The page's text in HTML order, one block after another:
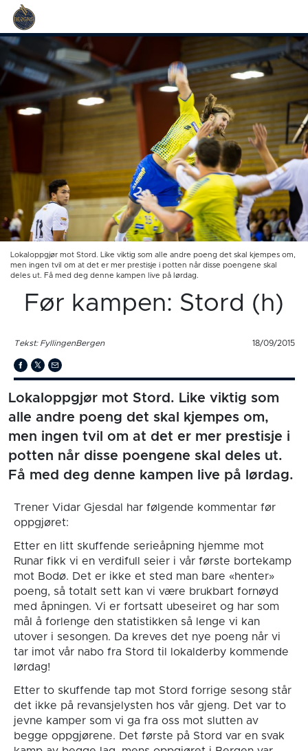
Lokaloppgjør mot Stord. Like viktig som alle andre poeng det skal kjempes om,
men ingen tvil om at det er mer prestisje i potten når disse poengene skal
deles ut. Få med deg denne kampen live på lørdag.
Før kampen: Stord (h)
Tekst: FyllingenBergen 18/09/2015
Lokaloppgjør mot Stord. Like viktig som
alle andre poeng det skal kjempes om,
men ingen tvil om at det er mer prestisje i
potten når disse poengene skal deles ut.
Få med deg denne kampen live på lørdag.
Trener Vidar Gjesdal har følgende kommentar før
oppgjøret:
Etter en litt skuffende serieåpning hjemme mot
Runar fikk vi en verdifull seier i vår første bortekamp
mot Bodø. Det er ikke et sted man bare «henter»
poeng, så totalt sett kan vi være brukbart fornøyd
med åpningen. Vi er fortsatt ubeseiret og har som
mål å forlenge den statistikken så lenge vi kan
utover i sesongen. Da kreves det nye poeng når vi
tar imot vår nabo fra Stord til lokalderby kommende
lørdag!
Etter to skuffende tap mot Stord forrige sesong står
det ikke på revansjelysten hos vår gjeng. Det var to
jevne kamper som vi ga fra oss mot slutten av
begge oppgjørene. Det første på Stord var en svak